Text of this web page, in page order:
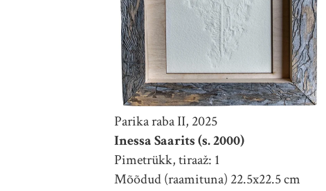
Parika raba II, 2025
Inessa Saarits (s. 2000)
Pimetrükk, tiraaž: 1
Mõõdud (raamituna) 22.5x22.5 cm